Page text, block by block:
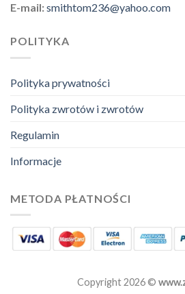
E-mail:smithtom236@yahoo.com
POLITYKA
Polityka prywatności
Polityka zwrotów i zwrotów
Regulamin
Informacje
METODA PŁATNOŚCI
Copyright 2026 ©